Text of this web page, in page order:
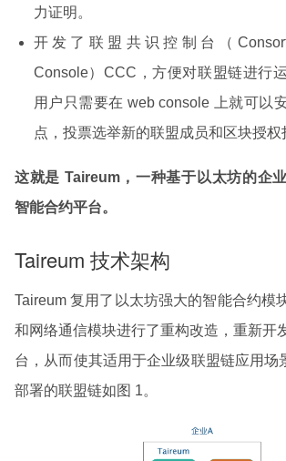
力证明。
开发了联盟共识控制台（
Console）CCC，方便对联盟链进行
用户只需要在 web console 上就可以
点，投票选举新的联盟成员和区块授权
这就是 Taireum，一种基于以太坊的企
智能合约平台。
Taireum 技术架构
Taireum 复用了以太坊强大的智能合约模
和网络通信模块进行了重构改造，重新开
台，从而使其适用于企业级联盟链应用场
部署的联盟链如图 1。